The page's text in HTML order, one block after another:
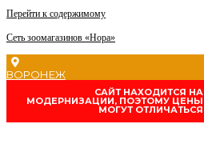
Перейти к содержимому
Сеть зоомагазинов «Нора»
ВОРОНЕЖ
CАЙТ НАХОДИТСЯ НА
МОДЕРНИЗАЦИИ, ПОЭТОМУ ЦЕНЫ
МОГУТ ОТЛИЧАТЬСЯ